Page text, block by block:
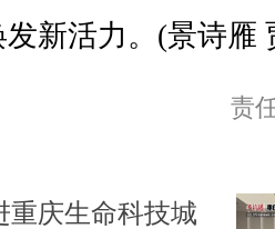
新活力。(景诗雁
责
重庆生命科技城